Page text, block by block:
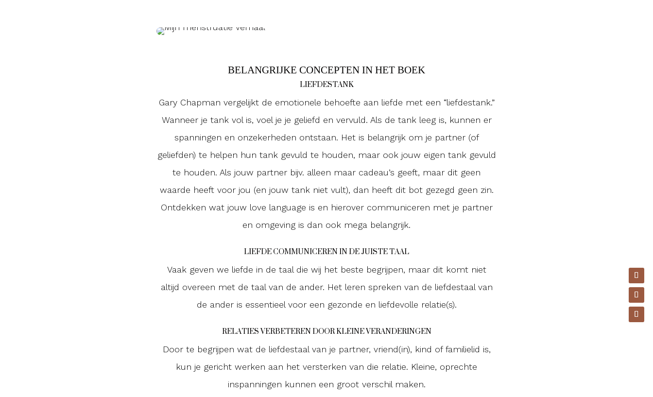
BELANGRIJKE CONCEPTEN IN HET BOEK
LIEFDESTANK
Gary Chapman vergelijkt de emotionele behoefte aan liefde met een “liefdestank.”
Wanneer je tank vol is, voel je je geliefd en vervuld. Als de tank leeg is, kunnen er
spanningen en onzekerheden ontstaan. Het is belangrijk om je partner (of
geliefden) te helpen hun tank gevuld te houden, maar ook jouw eigen tank gevuld
te houden. Als jouw partner bijv. alleen maar cadeau’s geeft, maar dit geen
waarde heeft voor jou (en jouw tank niet vult), dan heeft dit bot gezegd geen zin.
Ontdekken wat jouw love language is en hierover communiceren met je partner
en omgeving is dan ook mega belangrijk.
LIEFDE COMMUNICEREN IN DE JUISTE TAAL
Vaak geven we liefde in de taal die wij het beste begrijpen, maar dit komt niet
altijd overeen met de taal van de ander. Het leren spreken van de liefdestaal van
de ander is essentieel voor een gezonde en liefdevolle relatie(s).
RELATIES VERBETEREN DOOR KLEINE VERANDERINGEN
Door te begrijpen wat de liefdestaal van je partner, vriend(in), kind of familielid is,
kun je gericht werken aan het versterken van die relatie. Kleine, oprechte
inspanningen kunnen een groot verschil maken.